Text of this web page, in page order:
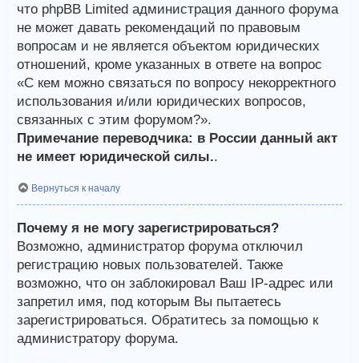
что phpBB Limited администрация данного форума
не может давать рекомендаций по правовым
вопросам и не является объектом юридических
отношений, кроме указанных в ответе на вопрос
«С кем можно связаться по вопросу некорректного
использования и/или юридических вопросов,
связанных с этим форумом?».
Примечание переводчика: в России данный акт
не имеет юридической силы..
Вернуться к началу
Почему я не могу зарегистрироваться?
Возможно, администратор форума отключил
регистрацию новых пользователей. Также
возможно, что он заблокировал Ваш IP-адрес или
запретил имя, под которым Вы пытаетесь
зарегистрироваться. Обратитесь за помощью к
администратору форума.